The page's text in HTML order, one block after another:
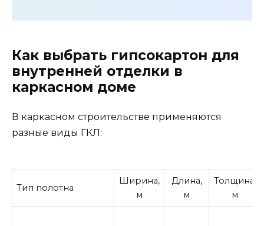
Как выбрать гипсокартон для
внутренней отделки в
каркасном доме
В каркасном строительстве применяются
разные виды ГКЛ:
Тип полотна
Ширина,
м
Длина,
м
Толщина,
м